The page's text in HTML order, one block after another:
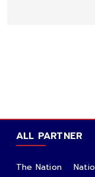
ALL PARTNER
The Nation